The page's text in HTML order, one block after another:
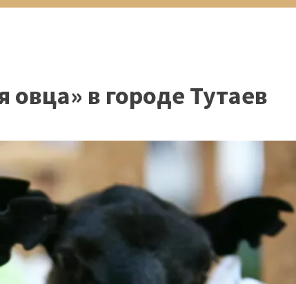
в городе Тутаев